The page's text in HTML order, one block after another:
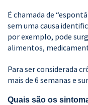
É chamada de
sem uma causa
por exemplo, pode
alimentos,
Para ser considerada
mais de 6 semanas e
Quais são os